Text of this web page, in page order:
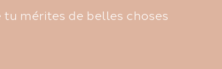
tu mérites de belles choses